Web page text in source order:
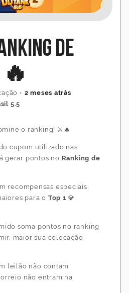
de
🔥
• 2 meses atrás
5.5
o ranking! ⚔️🔥
cupom utilizado nas
gerar pontos no Ranking de
recompensas especiais,
para o Top 1 💎
soma pontos no ranking
maior sua colocação
leilão não contam
não entram na